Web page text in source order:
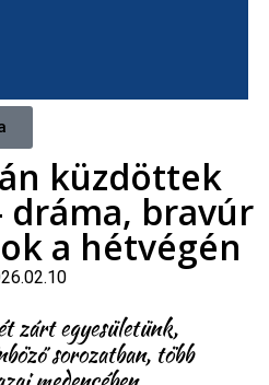
küzdöttek
dráma, bravúr
a hétvégén
zárt egyesületünk,
sorozatban, több